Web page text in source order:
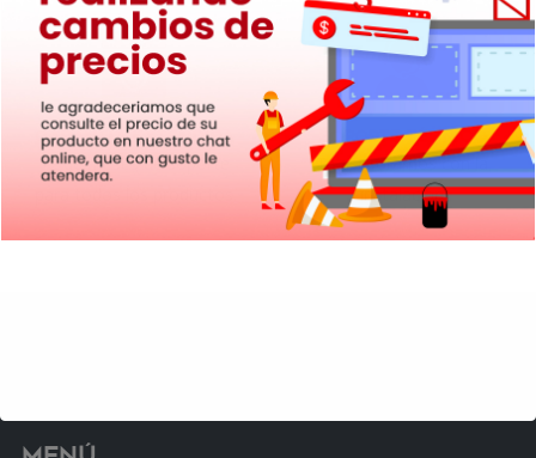
Garantía Extendida
12 de meses de soporte
Soporte Técnico
Te asesoramos con la
instalación